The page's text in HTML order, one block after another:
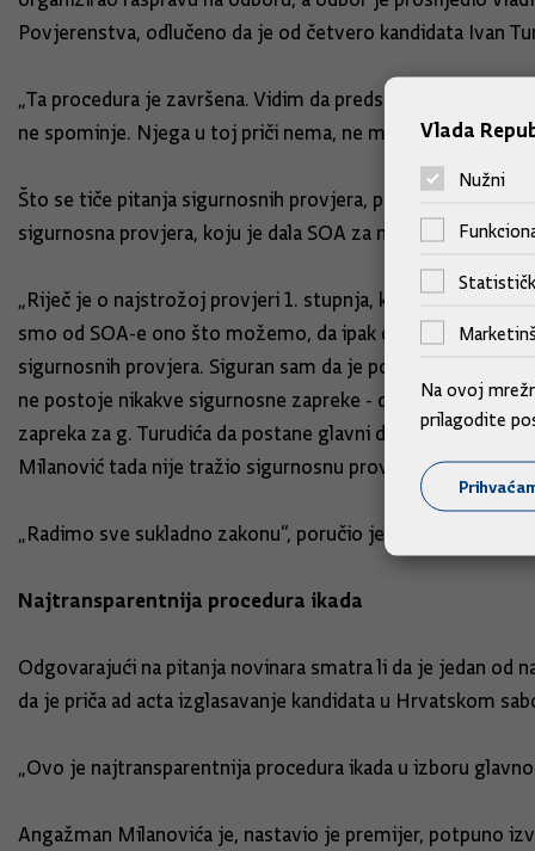
Povjerenstva, odlučeno da je od četvero kandidata Ivan
„Ta procedura je završena. Vidim da predsjednik RH ide
ne spominje. Njega u toj priči nema, ne može utjecati na
Što se tiče pitanja sigurnosnih provjera, premijer
sigurnosna provjera, koju je dala SOA za njega kao suca,
„Riječ je o najstrožoj provjeri 1. stupnja, koja traje pet
smo od SOA-e ono što možemo, da ipak dobijemo uvid
sigurnosnih provjera. Siguran sam da je postojao neki
ne postoje nikakve sigurnosne zapreke - da bi službe
zapreka za g. Turudića da postane glavni državni
Milanović tada nije tražio sigurnosnu provjeru.
„Radimo sve sukladno zakonu“, poručio je premijer
Najtransparentnija procedura ikada
Odgovarajući na pitanja novinara smatra li da je jedan od
da je priča ad acta izglasavanje kandidata u Hrvatskom
„Ovo je najtransparentnija procedura ikada u izboru
Angažman Milanovića je, nastavio je premijer, potpuno
Vlada
Nužni
Na ovoj
prilagodite